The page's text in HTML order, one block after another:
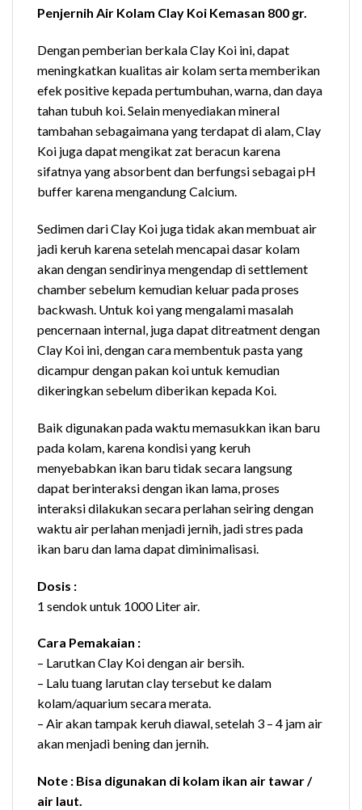
Penjernih Air Kolam Clay Koi Kemasan 800 gr.
Dengan pemberian berkala Clay Koi ini, dapat
meningkatkan kualitas air kolam serta memberikan
efek positive kepada pertumbuhan, warna, dan daya
tahan tubuh koi. Selain menyediakan mineral
tambahan sebagaimana yang terdapat di alam, Clay
Koi juga dapat mengikat zat beracun karena
sifatnya yang absorbent dan berfungsi sebagai pH
buffer karena mengandung Calcium.
Sedimen dari Clay Koi juga tidak akan membuat air
jadi keruh karena setelah mencapai dasar kolam
akan dengan sendirinya mengendap di settlement
chamber sebelum kemudian keluar pada proses
backwash. Untuk koi yang mengalami masalah
pencernaan internal, juga dapat ditreatment dengan
Clay Koi ini, dengan cara membentuk pasta yang
dicampur dengan pakan koi untuk kemudian
dikeringkan sebelum diberikan kepada Koi.
Baik digunakan pada waktu memasukkan ikan baru
pada kolam, karena kondisi yang keruh
menyebabkan ikan baru tidak secara langsung
dapat berinteraksi dengan ikan lama, proses
interaksi dilakukan secara perlahan seiring dengan
waktu air perlahan menjadi jernih, jadi stres pada
ikan baru dan lama dapat diminimalisasi.
Dosis :
1 sendok untuk 1000 Liter air.
Cara Pemakaian :
– Larutkan Clay Koi dengan air bersih.
– Lalu tuang larutan clay tersebut ke dalam
kolam/aquarium secara merata.
– Air akan tampak keruh diawal, setelah 3 – 4 jam air
akan menjadi bening dan jernih.
Note : Bisa digunakan di kolam ikan air tawar /
air laut.